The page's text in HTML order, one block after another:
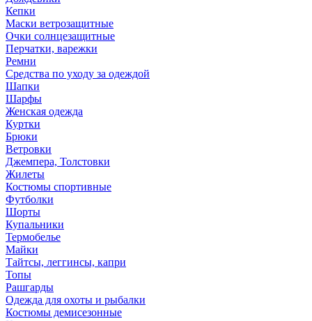
Кепки
Маски ветрозащитные
Очки солнцезащитные
Перчатки, варежки
Ремни
Средства по уходу за одеждой
Шапки
Шарфы
Женская одежда
Куртки
Брюки
Ветровки
Джемпера, Толстовки
Жилеты
Костюмы спортивные
Футболки
Шорты
Купальники
Термобелье
Майки
Тайтсы, леггинсы, капри
Топы
Рашгарды
Одежда для охоты и рыбалки
Костюмы демисезонные